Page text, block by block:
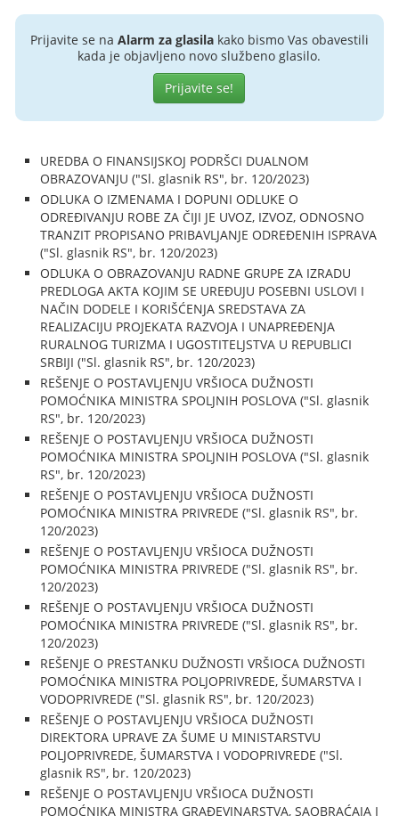
Prijavite se na Alarm za glasilakako bismo Vas obavestili
kada je objavljeno novo službeno glasilo.
Prijavite se!
UREDBA O FINANSIJSKOJ PODRŠCI DUALNOM
OBRAZOVANJU ("Sl. glasnik RS", br. 120/2023)
ODLUKA O IZMENAMA I DOPUNI ODLUKE O
ODREĐIVANJU ROBE ZA ČIJI JE UVOZ, IZVOZ, ODNOSNO
TRANZIT PROPISANO PRIBAVLJANJE ODREĐENIH ISPRAVA
("Sl. glasnik RS", br. 120/2023)
ODLUKA O OBRAZOVANJU RADNE GRUPE ZA IZRADU
PREDLOGA AKTA KOJIM SE UREĐUJU POSEBNI USLOVI I
NAČIN DODELE I KORIŠĆENJA SREDSTAVA ZA
REALIZACIJU PROJEKATA RAZVOJA I UNAPREĐENJA
RURALNOG TURIZMA I UGOSTITELJSTVA U REPUBLICI
SRBIJI ("Sl. glasnik RS", br. 120/2023)
REŠENJE O POSTAVLJENJU VRŠIOCA DUŽNOSTI
POMOĆNIKA MINISTRA SPOLJNIH POSLOVA ("Sl. glasnik
RS", br. 120/2023)
REŠENJE O POSTAVLJENJU VRŠIOCA DUŽNOSTI
POMOĆNIKA MINISTRA SPOLJNIH POSLOVA ("Sl. glasnik
RS", br. 120/2023)
REŠENJE O POSTAVLJENJU VRŠIOCA DUŽNOSTI
POMOĆNIKA MINISTRA PRIVREDE ("Sl. glasnik RS", br.
120/2023)
REŠENJE O POSTAVLJENJU VRŠIOCA DUŽNOSTI
POMOĆNIKA MINISTRA PRIVREDE ("Sl. glasnik RS", br.
120/2023)
REŠENJE O POSTAVLJENJU VRŠIOCA DUŽNOSTI
POMOĆNIKA MINISTRA PRIVREDE ("Sl. glasnik RS", br.
120/2023)
REŠENJE O PRESTANKU DUŽNOSTI VRŠIOCA DUŽNOSTI
POMOĆNIKA MINISTRA POLJOPRIVREDE, ŠUMARSTVA I
VODOPRIVREDE ("Sl. glasnik RS", br. 120/2023)
REŠENJE O POSTAVLJENJU VRŠIOCA DUŽNOSTI
DIREKTORA UPRAVE ZA ŠUME U MINISTARSTVU
POLJOPRIVREDE, ŠUMARSTVA I VODOPRIVREDE ("Sl.
glasnik RS", br. 120/2023)
REŠENJE O POSTAVLJENJU VRŠIOCA DUŽNOSTI
POMOĆNIKA MINISTRA GRAĐEVINARSTVA, SAOBRAĆAJA I